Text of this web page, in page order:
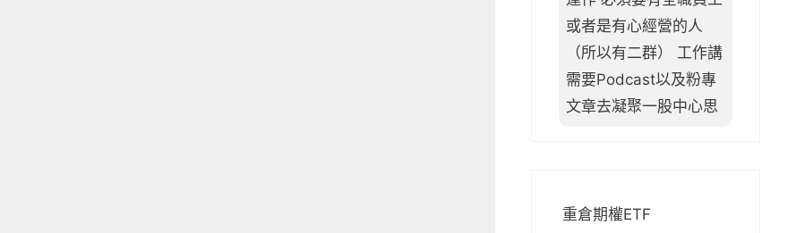
或者是有心經營的人
（所以有二群） 工作講
需要Podcast以及粉專
文章去凝聚一股中心思
重倉期權ETF